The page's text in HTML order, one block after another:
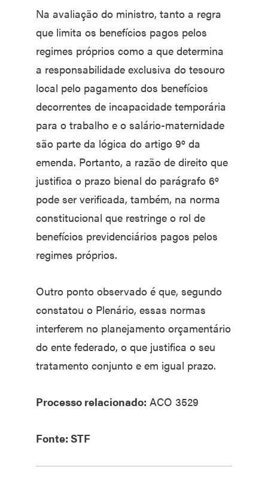
Na avaliação do ministro, tanto a regra
que limita os benefícios pagos pelos
regimes próprios como a que determina
a responsabilidade exclusiva do tesouro
local pelo pagamento dos benefícios
decorrentes de incapacidade temporária
para o trabalho e o salário-maternidade
são parte da lógica do artigo 9º da
emenda. Portanto, a razão de direito que
justifica o prazo bienal do parágrafo 6º
pode ser verificada, também, na norma
constitucional que restringe o rol de
benefícios previdenciários pagos pelos
regimes próprios.
Outro ponto observado é que, segundo
constatou o Plenário, essas normas
interferem no planejamento orçamentário
do ente federado, o que justifica o seu
tratamento conjunto e em igual prazo.
Processo relacionado: ACO 3529
Fonte: STF